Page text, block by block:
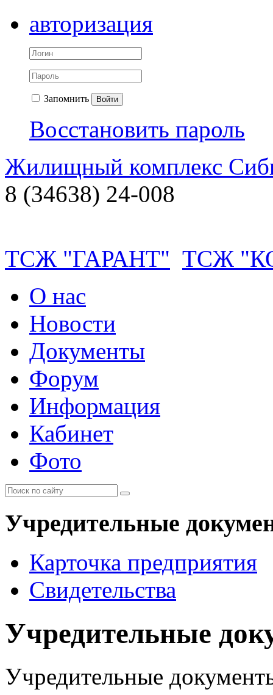
авторизация
Запомнить Войти
Восстановить пароль
Жилищный комплекс
8 (34638) 24-008
ТСЖ "ГАРАНТ" ТСЖ
О нас
Новости
Документы
Форум
Информация
Кабинет
Фото
Учредительные
Карточка предприятия
Свидетельства
Учредительные
Учредительные